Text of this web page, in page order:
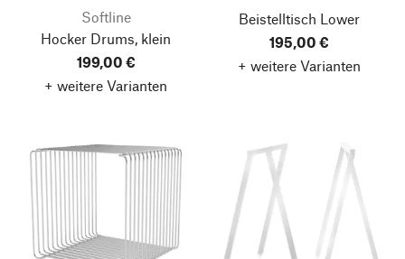
Softline
Hocker Drums, klein
199,00 €
+ weitere Varianten
Beistelltisch Lower
195,00 €
+ weitere Varianten